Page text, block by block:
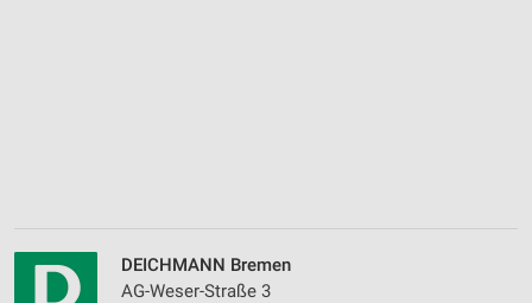
DEICHMANN Bremen
AG-Weser-Straße 3